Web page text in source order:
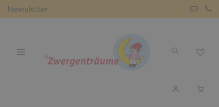
Newsletter